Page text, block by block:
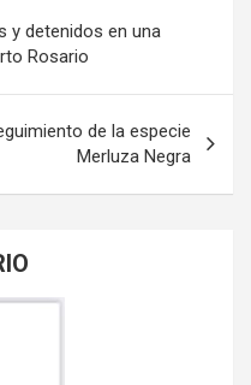
y detenidos en una
Rosario
de la especie
Merluza Negra